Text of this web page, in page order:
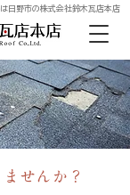
日野市の株式会社鈴木瓦店本店
せんか？